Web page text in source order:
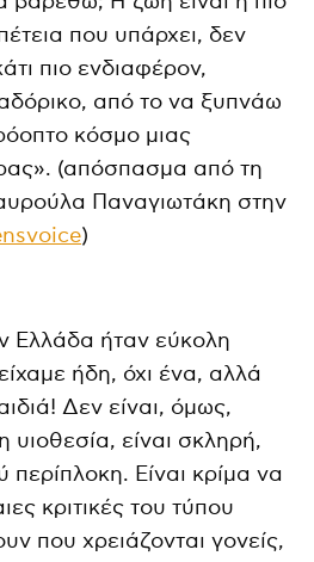
που υπάρχει, δεν
πιο ενδιαφέρον,
από το να ξυπνάω
κόσμο μιας
(απόσπασμα από τη
Παναγιωτάκη στην
)
Ελλάδα ήταν εύκολη
ήδη, όχι ένα, αλλά
Δεν είναι, όμως,
υιοθεσία, είναι σκληρή,
Είναι κρίμα να
κριτικές του τύπου
που χρειάζονται γονείς,